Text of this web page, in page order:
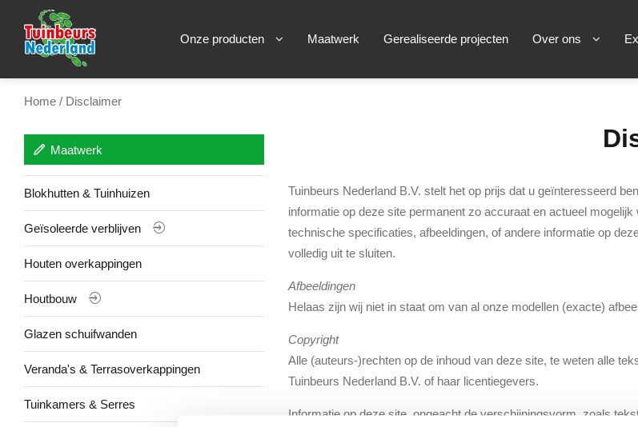
Onze producten Maatwerk Gerealiseerde projecten Over ons
Home / Disclaimer
Maatwerk
Blokhutten & Tuinhuizen
Geïsoleerde verblijven
Houten overkappingen
Houtbouw
Glazen schuifwanden
Veranda's & Terrasoverkappingen
Tuinkamers & Serres
Tuinbeurs Nederland B.V. stelt het op prijs dat u geïnteresseerd
informatie op deze site permanent zo accuraat en actueel
technische specificaties, afbeeldingen, of andere informatie op
volledig uit te sluiten.
Afbeeldingen
Helaas zijn wij niet in staat om van al onze modellen (exacte)
Copyright
Alle (auteurs-)rechten op de inhoud van deze site, te weten alle
Tuinbeurs Nederland B.V. of haar licentiegevers.
Informatie op deze site, ongeacht de verschijningsvorm, zoals